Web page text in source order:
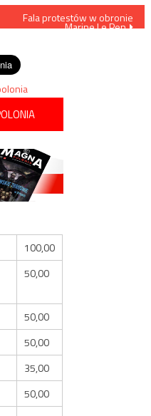
Fala protestów w obronie
Marine Le Pen
100,00
50,00
50,00
50,00
35,00
50,00